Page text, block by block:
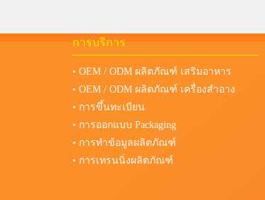
การบริการ
• OEM / ODM ผลิตภัณฑ์ เสริมอาหาร
• OEM / ODM ผลิตภัณฑ์ เครื่องสำอาง
• การขึ้นทะเบียน
• การออกแบบ Packaging
• การทำข้อมูลผลิตภัณฑ์
• การเทรนนิ่งผลิตภัณฑ์